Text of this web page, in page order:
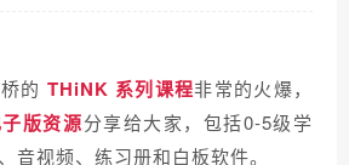
的 THiNK 系列课程非常的火爆，
版资源分享给大家，包括0-5级学
音视频、练习册和白板软件。